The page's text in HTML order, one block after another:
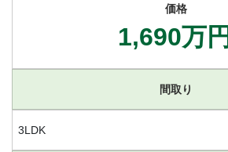
価格
1,690万円
間取り
3LDK